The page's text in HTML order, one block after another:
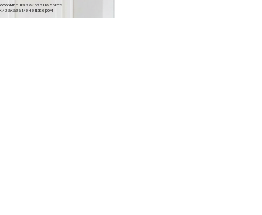
заказа на сайте
заказа менеджером